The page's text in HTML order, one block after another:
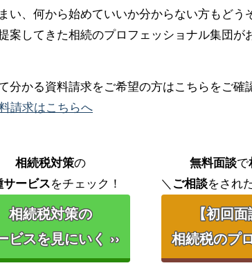
い、何から始めていいか分からない方もどう
案してきた相続のプロフェッショナル集団が
分かる資料請求をご希望の方はこちらをご確
請求はこちらへ
相続税対策の
サービスをチェック！
相続税対策の
ビスを見にいく ››
無料面談で
＼ ご相談をされ
【初回
相続税のプ